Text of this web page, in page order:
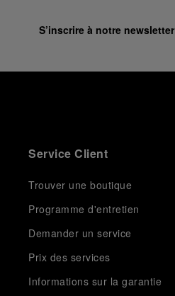
S’inscrire à notre newsletter
Service Client
Trouver une boutique
Programme d'entretien
Demander un service
Prix des services
Informations sur la garantie